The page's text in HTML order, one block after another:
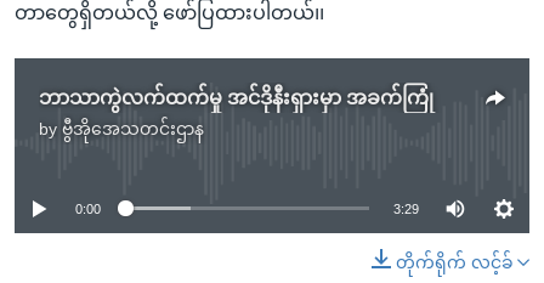
တာတွေရှိတယ်လို့ ဖော်ပြထားပါတယ်၊၊
ဘာသာကွဲလက်ထက်မှု အင်ဒိုနီးရှားမှာ အခက်ကြုံ
by ဗွီအိုအေသတင်းဌာန
No media source currently available
0:00 3:29
တိုက်ရိုက် လင့်ခ်